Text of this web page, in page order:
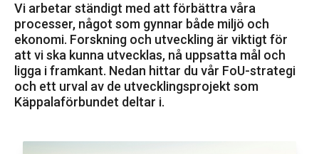
Vi arbetar ständigt med att förbättra våra
processer, något som gynnar både miljö och
ekonomi. Forskning och utveckling är viktigt för
att vi ska kunna utvecklas, nå uppsatta mål och
ligga i framkant. Nedan hittar du vår FoU-strategi
och ett urval av de utvecklingsprojekt som
Käppalaförbundet deltar i.